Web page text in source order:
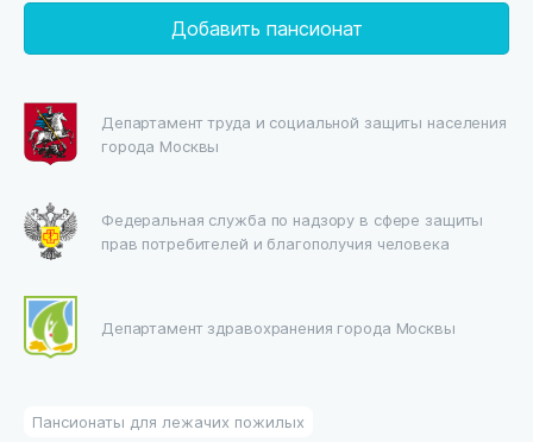
Добавить пансионат
Департамент труда и социальной защиты населения
города Москвы
Федеральная служба по надзору в сфере защиты
прав потребителей и благополучия человека
Департамент здравохранения города Москвы
Пансионаты для лежачих пожилых